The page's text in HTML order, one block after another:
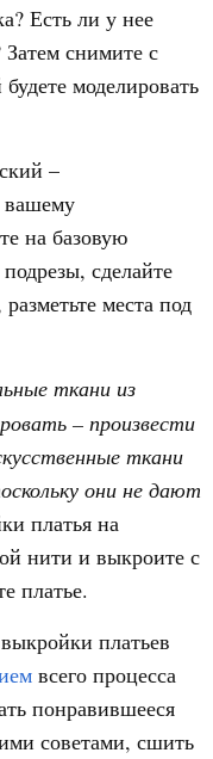
Есть ли у нее
снимите с
моделировать
–
вашему
на базовую
сделайте
места под
ткани из
– произвести
ткани
они не дают
платья на
нити и выкроите с
платье.
платьев
всего процесса
понравившееся
советами, сшить